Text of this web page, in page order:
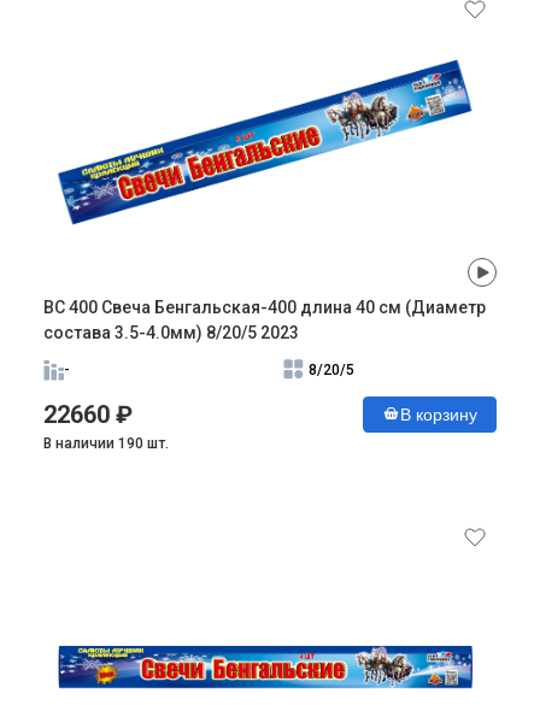
ВС 400 Свеча Бенгальская-400 длина 40 см (Диаметр
состава 3.5-4.0мм) 8/20/5 2023
- 8/20/5
22660 ₽ В корзину
В наличии 190 шт.